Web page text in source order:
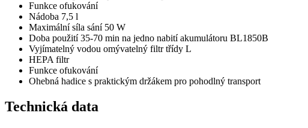
Funkce ofukování
Nádoba 7,5 l
Maximální síla sání 50 W
Doba použití 35-70 min na jedno nabití akumulátoru BL1850B
Vyjímatelný vodou omývatelný filtr třídy L
HEPA filtr
Funkce ofukování
Ohebná hadice s praktickým držákem pro pohodlný transport
Technická data